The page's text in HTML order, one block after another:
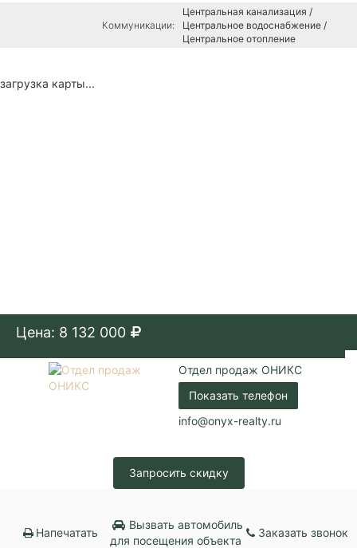
Коммуникации:
Центральная канализация /
Центральное водоснабжение /
Центральное отопление
загрузка карты...
Цена: 8 132 000
Отдел продаж ОНИКС
Показать телефон
info@onyx-realty.ru
Запросить скидку
Напечатать
Вызвать автомобиль
для посещения объекта
Заказать звонок